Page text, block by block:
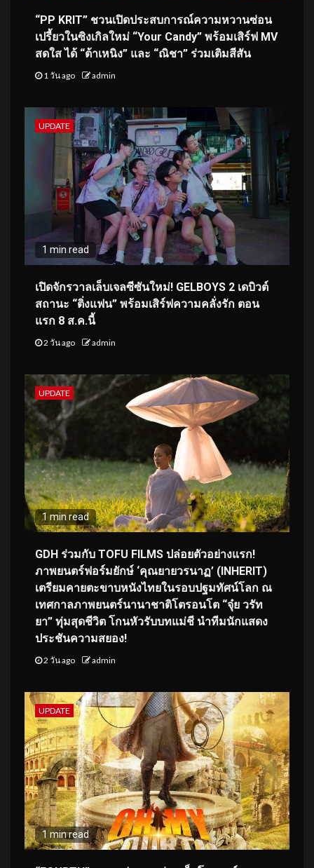
“PP KRIT” ชวนเปิดประสบการณ์ความหวานซ่อน
เปรี้ยวในซิงเกิลใหม่ “Your Candy” พร้อมเสิร์ฟ MV
สดใส ได้ “ต้าเหนิง” และ “ณิชา” ร่วมเติมสีสัน
1 วัน ago admin
UPDATE
1 min read
เปิดจักรวาลเล็บเจลซีซันใหม่! GELBOYS 2 เดบิวต์
สถานะ “ติ่งแฟน” พร้อมเสิร์ฟความคลั่งรัก ตอน
แรก 8 ส.ค.นี้
2 วัน ago admin
UPDATE
1 min read
GDH ร่วมกับ TOFU FILMS ปล่อยตัวอย่างแรก!
ภาพยนตร์ฟอร์มยักษ์ ‘คุณยายวรนาฏ’ (INHERIT)
เตรียมคายตะขาบหนังไทยในรอบปฐมทัศน์โลก ณ
เทศกาลภาพยนตร์นานาชาติโตรอนโต “จุ๋ย วรัท
ยา” ทุ่มสุดชีวิต โกนหัวรับบทแม่ชี นำทีมนักแสดง
ประชันความสยอง!
2 วัน ago admin
UPDATE
1 min read